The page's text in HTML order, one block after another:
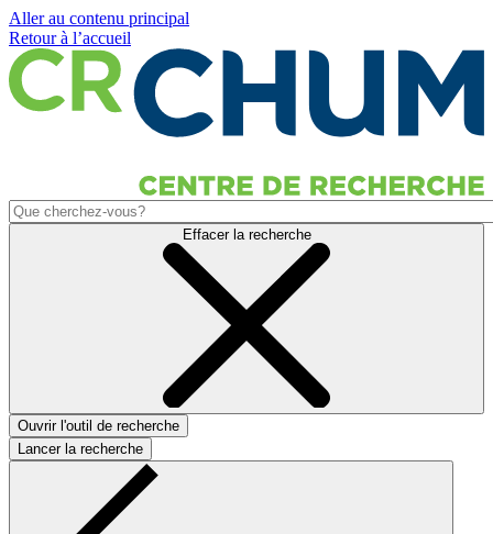
Aller au contenu principal
Retour à l’accueil
Effacer la recherche
Ouvrir l'outil de recherche
Lancer la recherche